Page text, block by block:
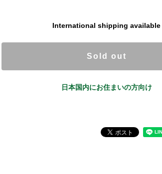
International shipping available
Sold out
日本国内にお住まいの方向け